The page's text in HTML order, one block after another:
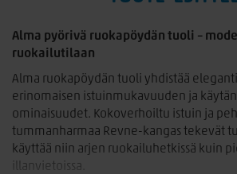
Alma pyörivä ruokapöydän tuoli –
ruokailutilaan
Alma ruokapöydän tuoli yhdistää
erinomaisen istuinmukavuuden ja
ominaisuudet. Kokoverhoiltu istuin ja
tummanharmaa Revne-kangas tekevät
käyttää niin arjen ruokailuhetkissä kuin
illanvietoissa.